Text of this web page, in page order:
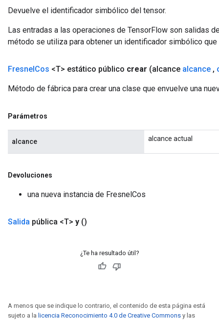
Devuelve el identificador simbólico del tensor.
Las entradas a las operaciones de TensorFlow son salidas
método se utiliza para obtener un identificador simbólico
FresnelCos <T> estático público crear (alcance alcance ,
Método de fábrica para crear una clase que envuelve una
Parámetros
alcance alcance actual
Devoluciones
una nueva instancia de FresnelCos
Salida pública <T> y ()
¿Te ha resultado útil?
A menos que se indique lo contrario, el contenido de esta página está
sujeto a la licencia Reconocimiento 4.0 de Creative Commons y las